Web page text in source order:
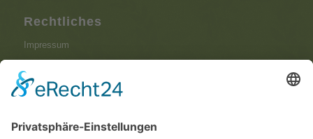
Rechtliches
Impressum